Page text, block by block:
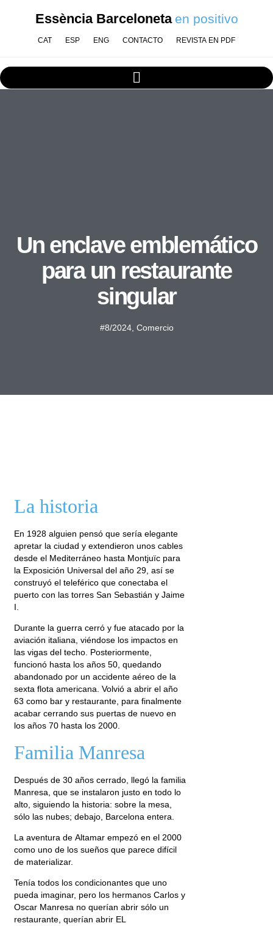
Essència Barceloneta en positivo
CAT ESP ENG CONTACTO REVISTA EN PDF
Un enclave emblemático
para un restaurante
singular
#8/2024, Comercio
La historia
En 1928 alguien pensó que sería elegante
apretar la ciudad y extendieron unos cables
desde el Mediterráneo hasta Montjuïc para
la Exposición Universal del año 29, así se
construyó el teleférico que conectaba el
puerto con las torres San Sebastián y Jaime
I.
Durante la guerra cerró y fue atacado por la
aviación italiana, viéndose los impactos en
las vigas del techo. Posteriormente,
funcionó hasta los años 50, quedando
abandonado por un accidente aéreo de la
sexta flota americana. Volvió a abrir el año
63 como bar y restaurante, para finalmente
acabar cerrando sus puertas de nuevo en
los años 70 hasta los 2000.
Familia Manresa
Después de 30 años cerrado, llegó la familia
Manresa, que se instalaron justo en todo lo
alto, siguiendo la historia: sobre la mesa,
sólo las nubes; debajo, Barcelona entera.
La aventura de Altamar empezó en el 2000
como uno de los sueños que parece difícil
de materializar.
Tenía todos los condicionantes que uno
pueda imaginar, pero los hermanos Carlos y
Oscar Manresa no querían abrir sólo un
restaurante, querían abrir EL